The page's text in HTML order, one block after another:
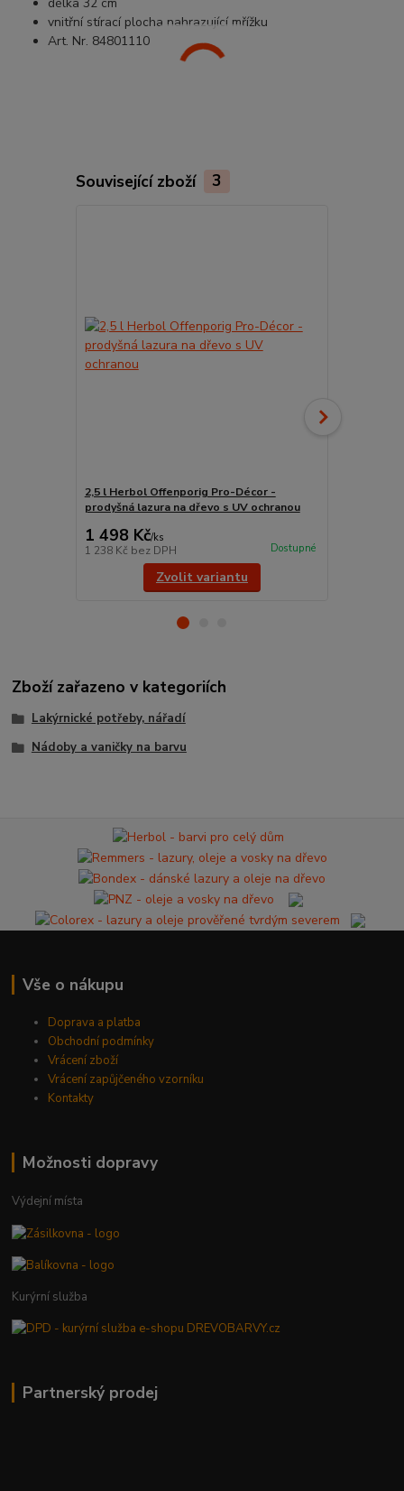
vnitřní stírací plocha nahrazující mřížku
Art. Nr. 84801110
Související zboží 3
2,5 l Herbol Offenporig Pro-Décor -
prodyšná lazura na dřevo s UV ochranou
1 498 Kč/ks
1 238 Kč bez DPH Dostupné
Zvolit variantu
Zboží zařazeno v kategoriích
Lakýrnické potřeby, nářadí
Nádoby a vaničky na barvu
Vše o nákupu
Doprava a platba
Obchodní podmínky
Vrácení zboží
Vrácení zapůjčeného vzorníku
Kontakty
Možnosti dopravy
Výdejní místa
Kurýrní služba
Partnerský prodej